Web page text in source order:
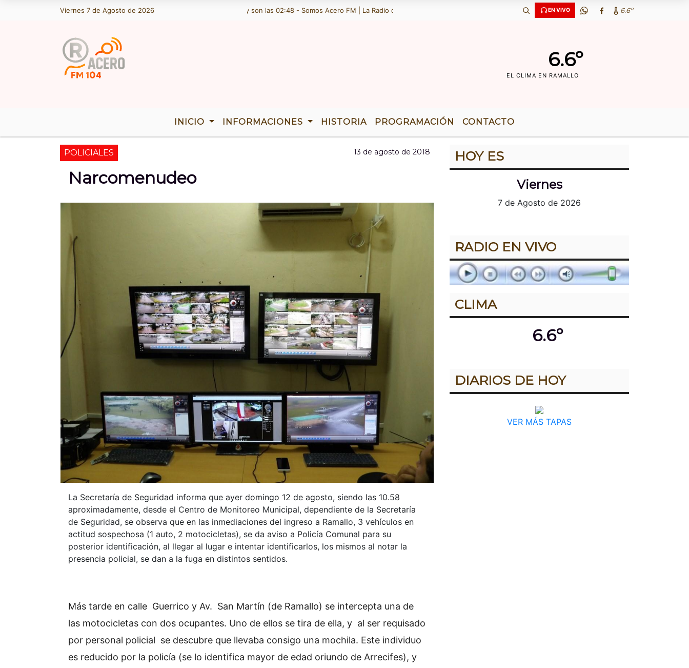
Viernes 7 de Agosto de 2026Hoy es Viernes 7 de Agosto de 2026 y son las 02:48 - Somos Acero FM | La Radio de Ramallo | TENEMOS 36 AÃ‘OS DE RADIO | EN VIVO 6.6º
6.6º
EL CLIMA EN RAMALLO
INICIO INFORMACIONES HISTORIA PROGRAMACIÓN CONTACTO
POLICIALES 13 de agosto de 2018
Narcomenudeo
La Secretaría de Seguridad informa que ayer domingo 12 de agosto, siendo las 10.58
aproximadamente, desde el Centro de Monitoreo Municipal, dependiente de la Secretaría
de Seguridad, se observa que en las inmediaciones del ingreso a Ramallo, 3 vehículos en
actitud sospechosa (1 auto, 2 motocicletas), se da aviso a Policía Comunal para su
posterior identificación, al llegar al lugar e intentar identificarlos, los mismos al notar la
presencia policial, se dan a la fuga en distintos sentidos.
Más tarde en calle Guerrico y Av. San Martín (de Ramallo) se intercepta una de
las motocicletas con dos ocupantes. Uno de ellos se tira de ella, y al ser requisado
por personal policial se descubre que llevaba consigo una mochila. Este individuo
es reducido por la policía (se lo identifica mayor de edad oriundo de Arrecifes), y
HOY ES
Viernes
7 de Agosto de 2026
RADIO EN VIVO
CLIMA
6.6º
DIARIOS DE HOY
VER MÁS TAPAS